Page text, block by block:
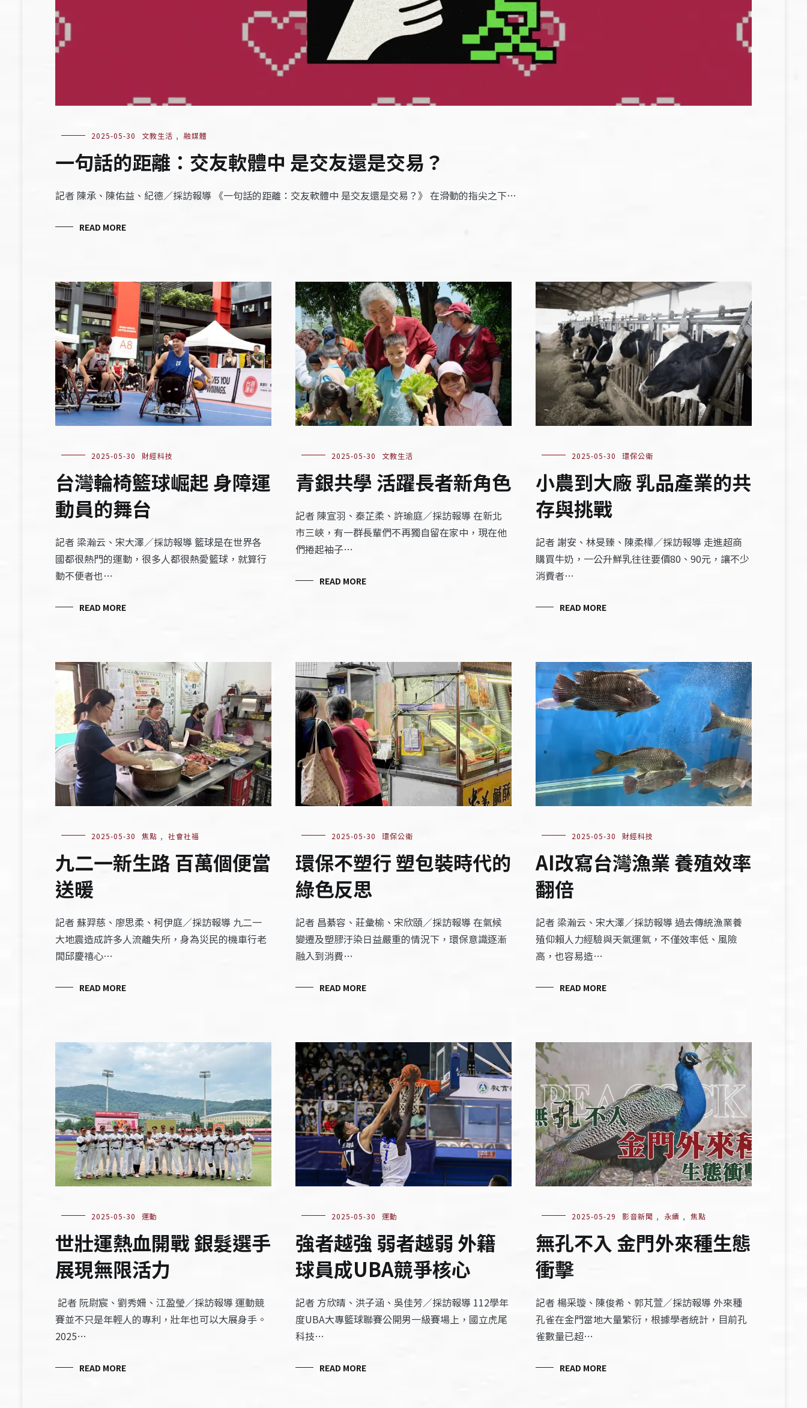
2025-05-30 文教生活 , 融媒體
一句話的距離：交友軟體中 是交友還是交易？
記者 陳承、陳佑益、紀德／採訪報導 《一句話的距離：交友軟體中 是交友還是交易？》 在滑動的指尖之下…
READ MORE
2025-05-30 財經科技
台灣輪椅籃球崛起 身障運
動員的舞台
記者 梁瀚云、宋大澤／採訪報導 籃球是在世界各
國都很熱門的運動，很多人都很熱愛籃球，就算行
動不便者也…
READ MORE
2025-05-30 文教生活
青銀共學 活躍長者新角色
記者 陳宣羽、秦芷柔、許瑜庭／採訪報導 在新北
市三峽，有一群長輩們不再獨自留在家中，現在他
們捲起袖子…
READ MORE
2025-05-30 環保公衛
小農到大廠 乳品產業的共
存與挑戰
記者 謝安、林旻臻、陳柔樺／採訪報導 走進超商
購買牛奶，一公升鮮乳往往要價80、90元，讓不少
消費者…
READ MORE
2025-05-30 焦點 , 社會社福
九二一新生路 百萬個便當
送暖
記者 蘇羿慈、廖思柔、柯伊庭／採訪報導 九二一
大地震造成許多人流離失所，身為災民的機車行老
闆邱慶禧心…
READ MORE
2025-05-30 環保公衛
環保不塑行 塑包裝時代的
綠色反思
記者 昌綦容、莊彙榆、宋欣頤／採訪報導 在氣候
變遷及塑膠汙染日益嚴重的情況下，環保意識逐漸
融入到消費…
READ MORE
2025-05-30 財經科技
AI改寫台灣漁業 養殖效率
翻倍
記者 梁瀚云、宋大澤／採訪報導 過去傳統漁業養
殖仰賴人力經驗與天氣運氣，不僅效率低、風險
高，也容易造…
READ MORE
2025-05-30 運動
世壯運熱血開戰 銀髮選手
展現無限活力
記者 阮尉宸、劉秀姍、江盈瑩／採訪報導 運動競
賽並不只是年輕人的專利，壯年也可以大展身手。
2025…
READ MORE
2025-05-30 運動
強者越強 弱者越弱 外籍
球員成UBA競爭核心
記者 方欣晴、洪子涵、吳佳芳／採訪報導 112學年
度UBA大專籃球聯賽公開男一級賽場上，國立虎尾
科技…
READ MORE
2025-05-29 影音新聞 , 永續 , 焦點
無孔不入 金門外來種生態
衝擊
記者 楊采璇、陳俊希、郭芃萱／採訪報導 外來種
孔雀在金門當地大量繁衍，根據學者統計，目前孔
雀數量已超…
READ MORE